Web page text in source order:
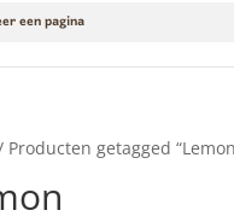
een pagina
Producten getagged